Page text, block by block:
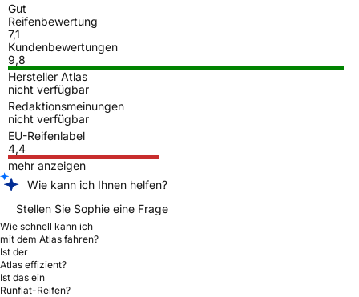
Gut
Reifenbewertung
7,1
Kundenbewertungen
9,8
Hersteller Atlas
nicht verfügbar
Redaktionsmeinungen
nicht verfügbar
EU-Reifenlabel
4,4
mehr anzeigen
Wie kann ich Ihnen helfen?
Stellen Sie Sophie eine Frage
Wie schnell kann ich
mit dem Atlas fahren?
Ist der
Atlas effizient?
Ist das ein
Runflat-Reifen?